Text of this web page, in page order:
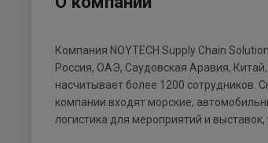
Компания NOYTECH Supply Chain
Россия, ОАЭ, Саудовская Аравия,
насчитывает более 1200 сотрудников.
компании входят морские,
логистика для мероприятий и